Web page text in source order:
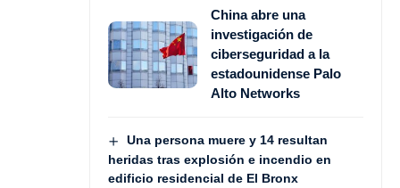
China abre una
investigación de
ciberseguridad a la
estadounidense Palo
Alto Networks
Una persona muere y 14 resultan
heridas tras explosión e incendio en
edificio residencial de El Bronx